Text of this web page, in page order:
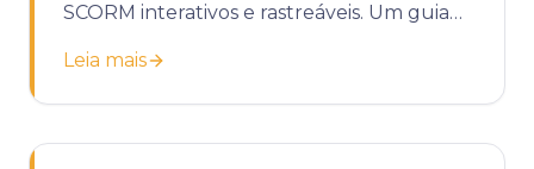
SCORM interativos e rastreáveis. Um guia
treinamento corporativo.
Leia mais